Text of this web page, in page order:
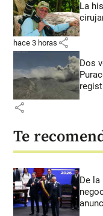
La
hace 3 horas share
Dos
share
Te
De